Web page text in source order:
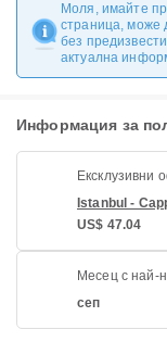
Моля, имайте
страница, може
без
актуална
Информация за
Ексклузивни
Istanbul -
US$ 47.04
Месец с най-
сеп